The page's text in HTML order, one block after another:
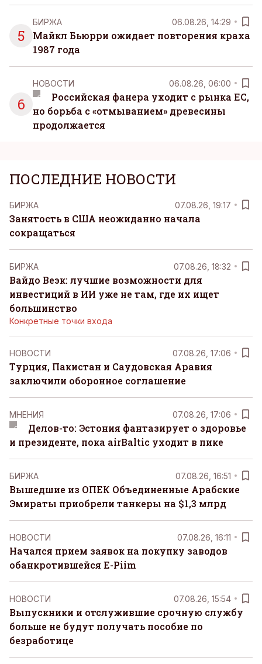
5
БИРЖА 06.08.26, 14:29
Майкл Бьюрри ожидает повторения краха
1987 года
6
НОВОСТИ 06.08.26, 06:00
Российская фанера уходит с рынка ЕС,
но борьба с «отмыванием» древесины
продолжается
ПОСЛЕДНИЕ НОВОСТИ
БИРЖА 07.08.26, 19:17
Занятость в США неожиданно начала
сокращаться
БИРЖА 07.08.26, 18:32
Вайдо Веэк: лучшие возможности для
инвестиций в ИИ уже не там, где их ищет
большинство
Конкретные точки входа
НОВОСТИ 07.08.26, 17:06
Турция, Пакистан и Саудовская Аравия
заключили оборонное соглашение
MНЕНИЯ 07.08.26, 17:06
Делов-то: Эстония фантазирует о здоровье
и президенте, пока airBaltic уходит в пике
БИРЖА 07.08.26, 16:51
Вышедшие из ОПЕК Объединенные Арабские
Эмираты приобрели танкеры на $1,3 млрд
НОВОСТИ 07.08.26, 16:11
Начался прием заявок на покупку заводов
обанкротившейся E-Piim
НОВОСТИ 07.08.26, 15:54
Выпускники и отслужившие срочную службу
больше не будут получать пособие по
безработице